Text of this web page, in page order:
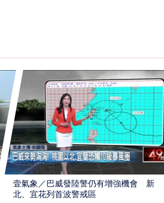
壹氣象／巴威發陸警仍有增強機會 新
北、宜花列首波警戒區